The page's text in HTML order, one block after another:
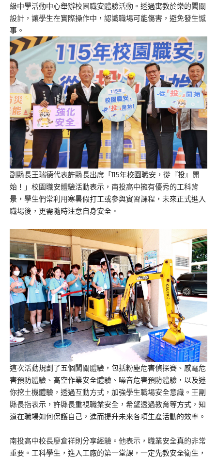
級中學活動中心舉辦校園職安體驗活動。透過寓教於樂的闖關
設計，讓學生在實際操作中，認識職場可能傷害，避免發生憾
事。
副縣長王瑞德代表許縣長出席「115年校園職安，從『投』開
始！」校園職安體驗活動表示，南投高中擁有優秀的工科背
景，學生們常利用寒暑假打工或參與實習課程，未來正式進入
職場後，更需隨時注意自身安全。
這次活動規劃了五個闖關體驗，包括粉塵危害偵探賽、感電危
害預防體驗、高空作業安全體驗、噪音危害預防體驗，以及迷
你挖土機體驗，透過互動方式，加強學生職場安全意識。王副
縣長指表示，許縣長重視職業安全，希望透過教育等方式，知
道在職場如何保護自己，進而提升未來各項生產活動的效率。
南投高中校長廖倉祥則分享經驗。他表示，職業安全真的非常
重要。工科學生，進入工廠的第一堂課，一定先教安全衛生，